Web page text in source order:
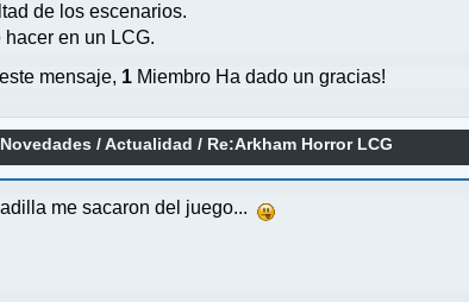
de los escenarios.
en un LCG.
mensaje, 1 Miembro Ha dado un gracias!
Novedades / Actualidad / Re:Arkham Horror LCG
me sacaron del juego...